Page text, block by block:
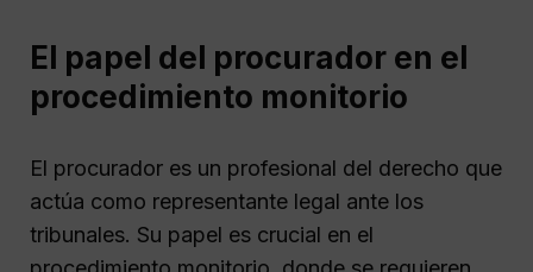
El papel del procurador en el
procedimiento monitorio
El procurador es un profesional del derecho que
actúa como representante legal ante los
tribunales. Su papel es crucial en el